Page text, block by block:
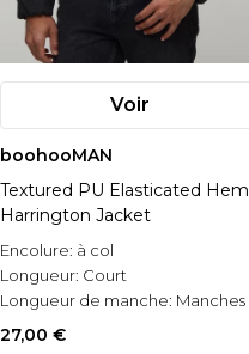
Voir
boohooMAN
Textured PU Elasticated Hem
Harrington Jacket
Encolure: à col
Longueur: Court
Longueur de manche: Manches
longues
27,00 €